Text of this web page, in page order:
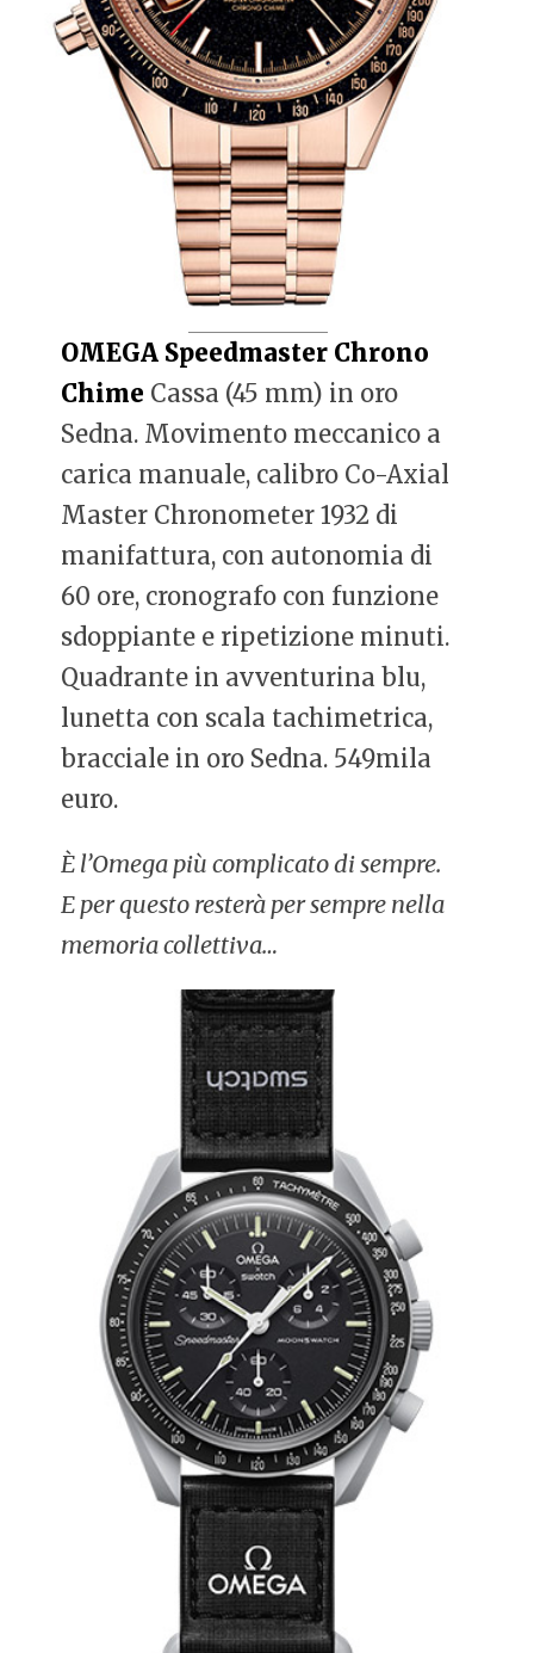
OMEGA Speedmaster Chrono
Chime Cassa (45 mm) in oro
Sedna. Movimento meccanico a
carica manuale, calibro Co-Axial
Master Chronometer 1932 di
manifattura, con autonomia di
60 ore, cronografo con funzione
sdoppiante e ripetizione minuti.
Quadrante in avventurina blu,
lunetta con scala tachimetrica,
bracciale in oro Sedna. 549mila
euro.
È l’Omega più complicato di sempre.
E per questo resterà per sempre nella
memoria collettiva…